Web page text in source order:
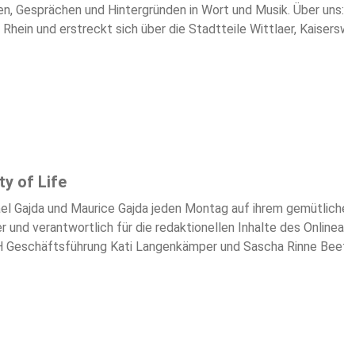
Gesprächen und Hintergründen in Wort und Musik. Über
und erstreckt sich über die Stadtteile Wittlaer,
sind eine einladende große Gemeinde, die ein fröhliches,
begegnen, sich auszutauschen und ein gutes Miteinander
of Life
Gajda und Maurice Gajda jeden Montag auf ihrem
und verantwortlich für die redaktionellen Inhalte des
Geschäftsführung Kati Langenkämper und Sascha Rinne
0 E-Mail: info@en2rage.de Aufsichtsbehörde: